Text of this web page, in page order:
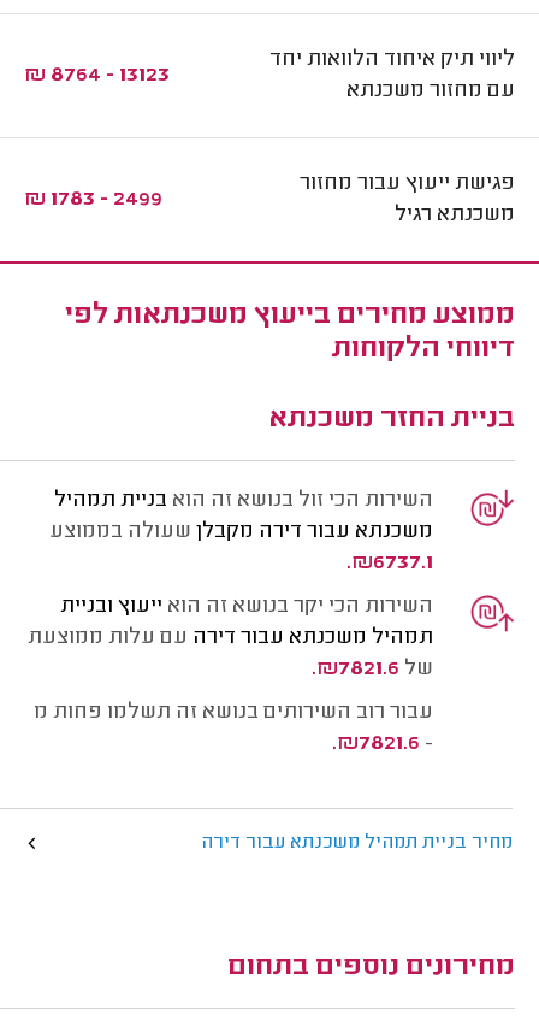
ליווי תיק איחוד הלוואות יחד
עם מחזור משכנתא
13123 - 8764 ₪
פגישת ייעוץ עבור מחזור
משכנתא רגיל
2499 - 1783 ₪
ממוצע מחירים בייעוץ משכנתאות לפי
דיווחי הלקוחות
בניית החזר משכנתא
השירות הכי זול בנושא זה הוא בניית תמהיל
משכנתא עבור דירה מקבלן שעולה בממוצע
₪6737.1.
השירות הכי יקר בנושא זה הוא ייעוץ ובניית
תמהיל משכנתא עבור דירה עם עלות ממוצעת
של ₪7821.6.
עבור רוב השירותים בנושא זה תשלמו פחות מ
-
₪7821.6.
מחיר בניית תמהיל משכנתא עבור דירה
מחירונים נוספים בתחום